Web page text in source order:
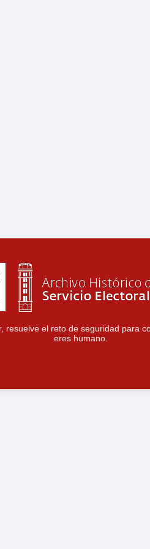
resuelve el reto de seguridad para
eres humano.